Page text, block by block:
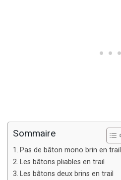
Sommaire
Pas de bâton mono brin en trail
Les bâtons pliables en trail
Les bâtons deux brins en trail